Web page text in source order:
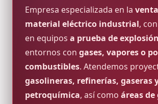
Empresa especializada en la
material eléctrico industrial,
en equipos a prueba de explosión
entornos con gases, vapores o
combustibles. Atendemos
gasolineras, refinerías, gaseras
petroquímica, así como áreas de